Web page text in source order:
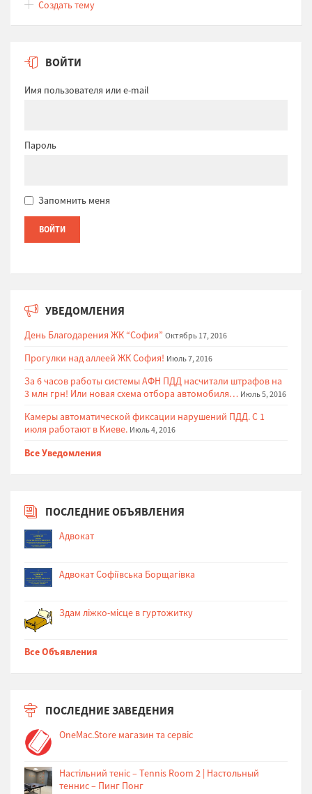
Создать тему
ВОЙТИ
Имя пользователя или e-mail
Пароль
Запомнить меня
УВЕДОМЛЕНИЯ
День Благодарения ЖК “София” Октябрь 17, 2016
Прогулки над аллеей ЖК София! Июль 7, 2016
За 6 часов работы системы АФН ПДД насчитали штрафов на
3 млн грн! Или новая схема отбора автомобиля… Июль 5, 2016
Камеры автоматической фиксации нарушений ПДД. С 1
июля работают в Киеве. Июль 4, 2016
Все Уведомления
ПОСЛЕДНИЕ ОБЪЯВЛЕНИЯ
Адвокат
Адвокат Софіївська Борщагівка
Здам ліжко-місце в гуртожитку
Все Объявления
ПОСЛЕДНИЕ ЗАВЕДЕНИЯ
OneMac.Store магазин та сервіс
Настільний теніс – Tennis Room 2 | Настольный
теннис – Пинг Понг